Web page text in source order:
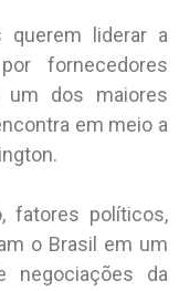
querem liderar a
fornecedores
dos maiores
em meio a
fatores políticos,
o Brasil em um
negociações da